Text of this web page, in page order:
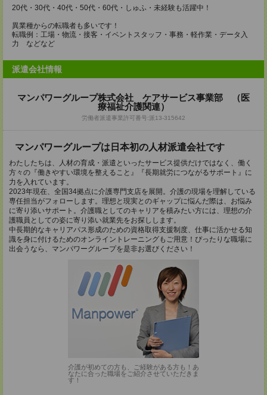
20代・30代・40代・50代・60代・しゅふ・未経験も活躍中！
異業種からの転職者も多いです！
転職例：工場・物流・接客・イベントスタッフ・事務・軽作業・データ入
力 などなど
派遣会社情報
マンパワーグループ株式会社 ケアサービス事業部 （医
療福祉介護関連）
労働者派遣事業許可番号:派13-315642
マンパワーグループは日本初の人材派遣会社です
わたしたちは、人材の育成・派遣といったサービス提供だけではなく、働く
方々の『働きやすい環境を整えること』『長期就労につながるサポート』に
力を入れています。
2023年現在、全国34拠点に介護専門支店を展開。介護の現場を理解している
専任担当がフォローします。理想と現実とのギャップに悩んだ際は、お悩み
に寄り添いサポート。介護職としてのキャリアを積みたい方には、理想の介
護職員としての姿に寄り添い就業先をお探しします。
中長期的なキャリアパス形成のための資格取得支援制度、仕事に活かせる知
識を身に付けるためのオンライントレーニングもご用意！ぴったりな職場に
出会うなら、マンパワーグループを是非お選びください！
介護が初めての方も、ご経験がある方も！あ
なたに合った職場をご紹介させていただきま
す！